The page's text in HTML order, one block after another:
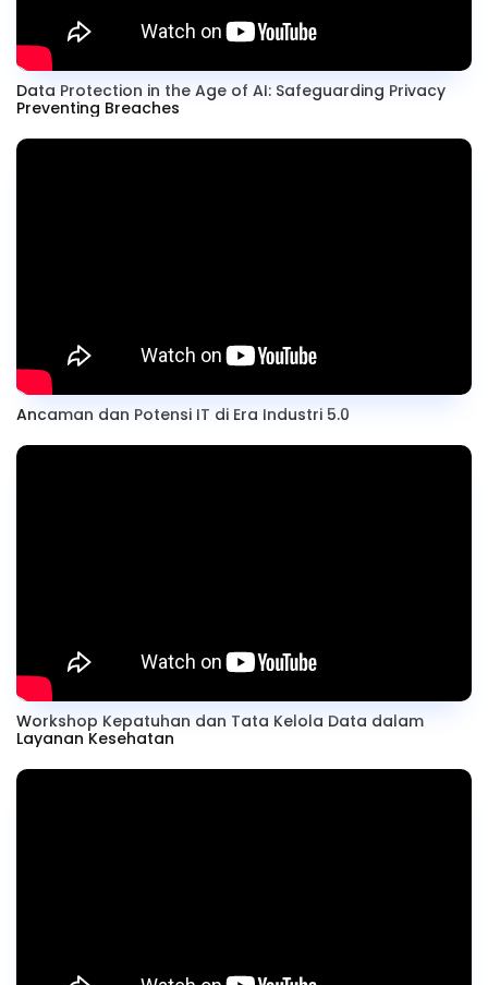
Data Protection in the Age of AI: Safeguarding Privacy
Preventing Breaches
Ancaman dan Potensi IT di Era Industri 5.0
Workshop Kepatuhan dan Tata Kelola Data dalam
Layanan Kesehatan